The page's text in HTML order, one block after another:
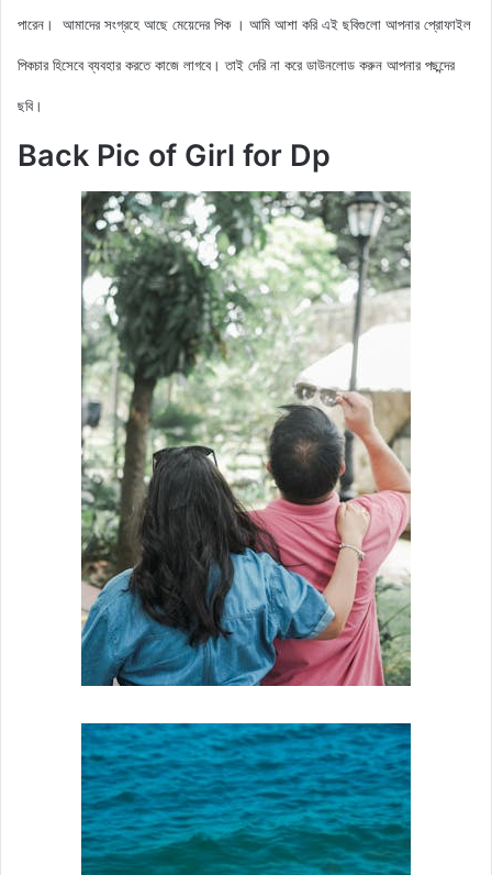
পারেন। আমাদের সংগ্রহে আছে মেয়েদের পিক । আমি আশা করি এই ছবিগুলো আপনার প্রোফাইল
পিকচার হিসেবে ব্যবহার করতে কাজে লাগবে। তাই দেরি না করে ডাউনলোড করুন আপনার পছন্দের
ছবি।
Back Pic of Girl for Dp